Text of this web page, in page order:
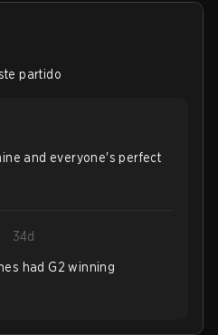
partido
and everyone's perfect
34d
had G2 winning